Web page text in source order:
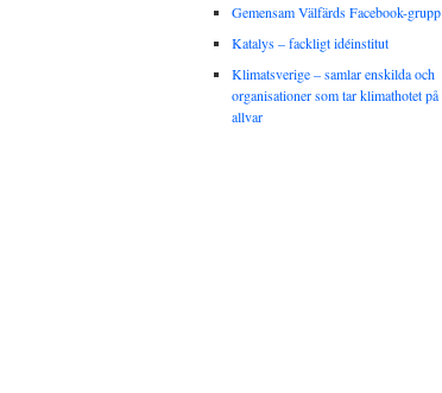
Gemensam Välfärds Facebook-grupp
Katalys – fackligt idéinstitut
Klimatsverige – samlar enskilda och
organisationer som tar klimathotet på
allvar